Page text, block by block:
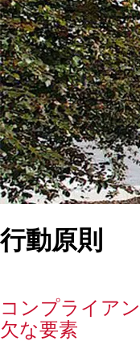
行動原則
コンプライア
欠な要素